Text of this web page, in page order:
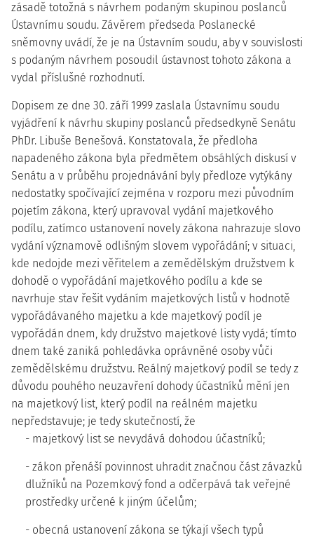
zásadě totožná s návrhem podaným skupinou poslanců
Ústavnímu soudu. Závěrem předseda Poslanecké
sněmovny uvádí, že je na Ústavním soudu, aby v souvislosti
s podaným návrhem posoudil ústavnost tohoto zákona a
vydal příslušné rozhodnutí.
Dopisem ze dne 30. září 1999 zaslala Ústavnímu soudu
vyjádření k návrhu skupiny poslanců předsedkyně Senátu
PhDr. Libuše Benešová. Konstatovala, že předloha
napadeného zákona byla předmětem obsáhlých diskusí v
Senátu a v průběhu projednávání byly předloze vytýkány
nedostatky spočívající zejména v rozporu mezi původním
pojetím zákona, který upravoval vydání majetkového
podílu, zatímco ustanovení novely zákona nahrazuje slovo
vydání významově odlišným slovem vypořádání; v situaci,
kde nedojde mezi věřitelem a zemědělským družstvem k
dohodě o vypořádání majetkového podílu a kde se
navrhuje stav řešit vydáním majetkových listů v hodnotě
vypořádávaného majetku a kde majetkový podíl je
vypořádán dnem, kdy družstvo majetkové listy vydá; tímto
dnem také zaniká pohledávka oprávněné osoby vůči
zemědělskému družstvu. Reálný majetkový podíl se tedy z
důvodu pouhého neuzavření dohody účastníků mění jen
na majetkový list, který podíl na reálném majetku
nepředstavuje; je tedy skutečností, že
- majetkový list se nevydává dohodou účastníků;
- zákon přenáší povinnost uhradit značnou část závazků
dlužníků na Pozemkový fond a odčerpává tak veřejné
prostředky určené k jiným účelům;
- obecná ustanovení zákona se týkají všech typů